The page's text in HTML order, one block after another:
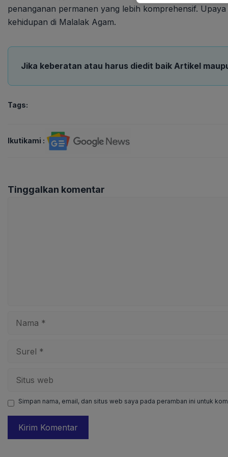
penanganan permanen yang lebih komprehensif.
kehidupan di Malalak Agam.
Jika keberatan atau harus diedit baik Artikel
Tags:
Ikutikami :
Tinggalkan komentar
Simpan nama, email, dan situs web saya pada peramban ini untuk